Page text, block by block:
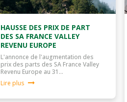
HAUSSE DES PRIX DE PART
DES SA FRANCE VALLEY
REVENU EUROPE
L'annonce de l'augmentation des
prix des parts des SA France Valley
Revenu Europe au 31…
Lire plus